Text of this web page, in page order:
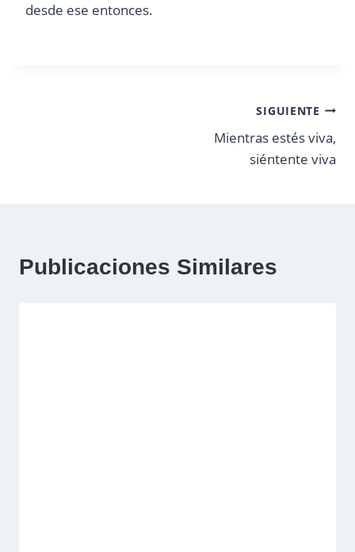
desde ese entonces.
SIGUIENTE
Mientras estés viva,
siéntente viva
Publicaciones Similares